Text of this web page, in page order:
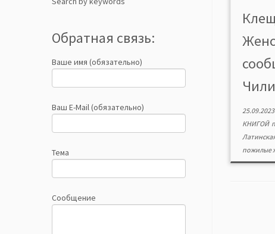
Обратная связь:
Ваше имя (обязательно)
Ваш E-Mail (обязательно)
Тема
Сообщение
25.09.2023
КНИГОЙ
пожилые